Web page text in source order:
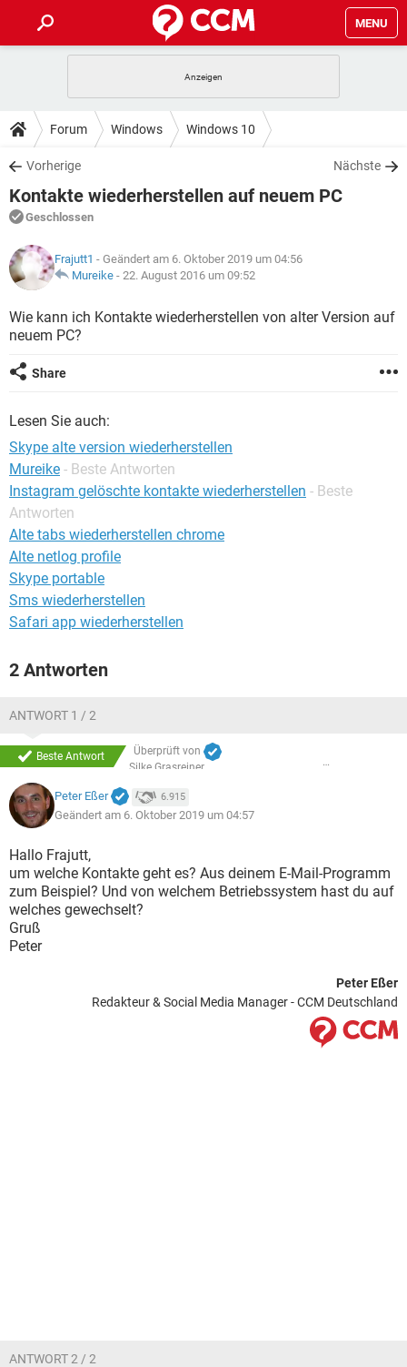
MENU
ANDROID IOS
WINDOWS 10
WHATSAPP TIKTOK
FACEBOOK
TIPPS & TRICKS
SPIELE STREAMING
WINDOWS 10
WHATSAPP
FACEBOOK HARDWARE
DOWNLOADS
SPIELE STREAMING
ANDROID
WINDOWS 10 INSTAGRAM
WHATSAPP
FACEBOOK HARDWARE
FORUM
SPIELE
ANDROID IOS
WHATSAPP
FACEBOOK
LEXIKON
SPIELE
ANDROID IOS
WHATSAPP
FACEBOOK
Forum Windows Windows 10
Vorherige Nächste
Kontakte wiederherstellen auf neuem PC
Geschlossen
Frajutt1 - Geändert am 6. Oktober 2019 um 04:56
Mureike - 22. August 2016 um 09:52
Wie kann ich Kontakte wiederherstellen von alter Version auf
neuem PC?
Share
Lesen Sie auch:
Skype alte version wiederherstellen
Mureike - Beste Antworten
Instagram gelöschte kontakte wiederherstellen - Beste
Antworten
Alte tabs wiederherstellen chrome
Alte netlog profile
Skype portable
Sms wiederherstellen
Safari app wiederherstellen
2 Antworten
ANTWORT 1 / 2
Beste Antwort
Überprüft von
Silke Grasreiner
Peter Eßer 6.915
Geändert am 6. Oktober 2019 um 04:57
Hallo Frajutt,
um welche Kontakte geht es? Aus deinem E-Mail-Programm
zum Beispiel? Und von welchem Betriebssystem hast du auf
welches gewechselt?
Gruß
Peter
Peter Eßer
Redakteur & Social Media Manager - CCM Deutschland
ANTWORT 2 / 2